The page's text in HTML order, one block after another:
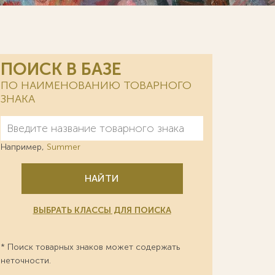
ПОИСК В БАЗЕ
ПО НАИМЕНОВАНИЮ ТОВАРНОГО
ЗНАКА
Например, Summer
НАЙТИ
ВЫБРАТЬ КЛАССЫ ДЛЯ ПОИСКА
* Поиск товарных знаков может содержать
неточности.